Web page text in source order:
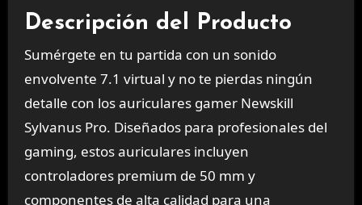
Descripción del Producto
Sumérgete en tu partida con un sonido
envolvente 7.1 virtual y no te pierdas ningún
detalle con los auriculares gamer Newskill
Sylvanus Pro. Diseñados para profesionales del
gaming, estos auriculares incluyen
controladores premium de 50 mm y
componentes de alta calidad para una